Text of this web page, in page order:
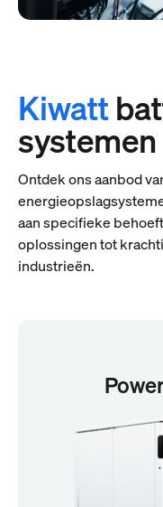
Kiwatt
systemen
Ontdek ons aanbod
aan specifieke
oplossingen tot
industrieën.